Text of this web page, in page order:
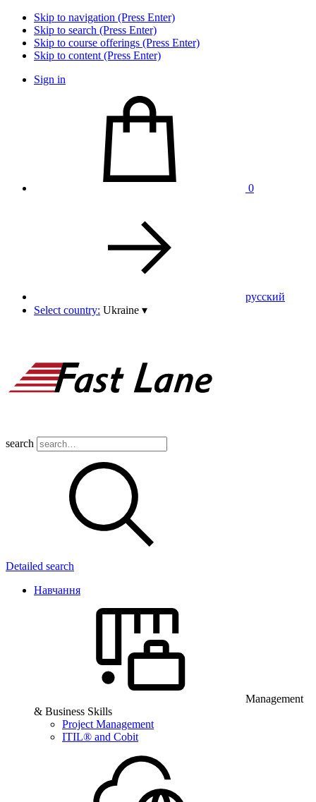
Skip to navigation (Press Enter)
Skip to search (Press Enter)
Skip to course offerings (Press Enter)
Skip to content (Press Enter)
Sign in
0
pусский
Select country: Ukraine ▾
search
Detailed search
Навчання
Management
& Business Skills
Project Management
ITIL® and Cobit